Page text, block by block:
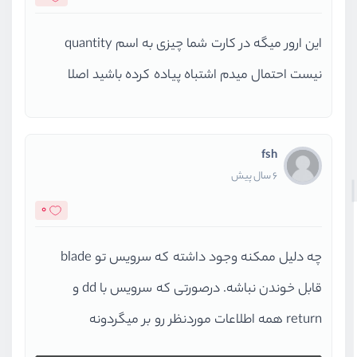
این ارور میگه در کارت شما چیزی به اسم quantity
نیست احتمال میدم اشتباه پیاده کرده باشید اصلا
fsh
6 سال پیش
0
چه دلیل ممکنه وجود داشته که سرویس تو blade
قابل خوندن نباشه. درصورتی که سرویس با dd و
return همه اطلاعات موردنظر رو بر میگردونه